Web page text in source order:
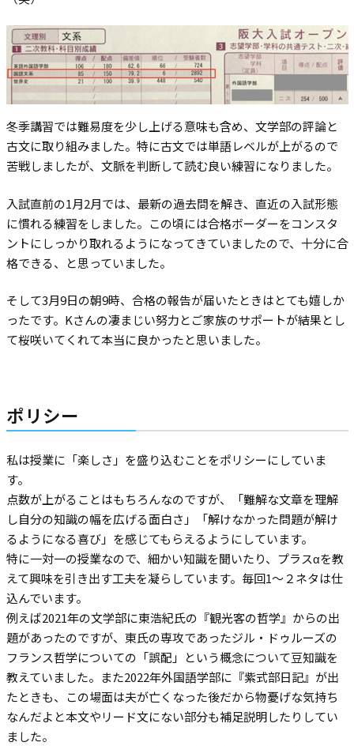
冬季講習では難易度を少し上げる意味も含め、文学部の評論と
古文に取り組みました。特に古文では単語レベルが上がるので
苦戦しましたが、文脈を判断して読む良い練習になりました。
入試直前の1月2月では、最新の過去問を解き、直近の入試形態
に慣れる練習をしました。この頃には合格ボーダーをコンスタ
ントにしっかり取れるようになってきていましたので、十分に合
格できる、と思っていました。
そして3月9日の朝9時、合格の報告が届いたときはとても嬉しか
ったです。Kさんの凄まじい努力とご家族のサポートが結果とし
て桜咲いてくれて本当に良かったと思いました。
ポリシー
私は授業に「楽しさ」を盛り込むことをポリシーにしていま
す。
点数が上がることはもちろんなのですが、「難解な文章を理解
し自分の知識の幅を広げる面白さ」「解けなかった問題が解け
るようになる喜び」を感じてもらえるようにしています。
特に一対一の授業なので、細かい知識を聞いたり、プラスαを教
えて興味を引き出す工夫を凝らしています。毎回1〜２ネタは仕
込んでいます。
例えば2021年の文学部に東浩紀氏の『観光客の哲学』からの出
題があったのですが、東氏の専攻であったジル・ドゥルーズの
フランス哲学についての「誤配」という概念について豆知識を
教えていました。また2022年外国語学部に『紫式部日記』が出
たときも、この場面は夫が亡くなった後だから物憂げな気持ち
なんだよと本文やリード文にない部分も補足説明したりしてい
ました。